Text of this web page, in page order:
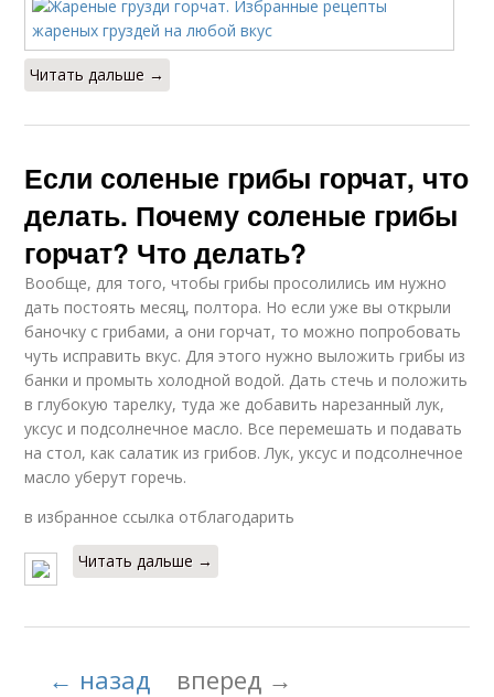
Читать дальше →
Если соленые грибы горчат, что
делать. Почему соленые грибы
горчат? Что делать?
Вообще, для того, чтобы грибы просолились им нужно
дать постоять месяц, полтора. Но если уже вы открыли
баночку с грибами, а они горчат, то можно попробовать
чуть исправить вкус. Для этого нужно выложить грибы из
банки и промыть холодной водой. Дать стечь и положить
в глубокую тарелку, туда же добавить нарезанный лук,
уксус и подсолнечное масло. Все перемешать и подавать
на стол, как салатик из грибов. Лук, уксус и подсолнечное
масло уберут горечь.
в избранное ссылка отблагодарить
Читать дальше →
← назад вперед →